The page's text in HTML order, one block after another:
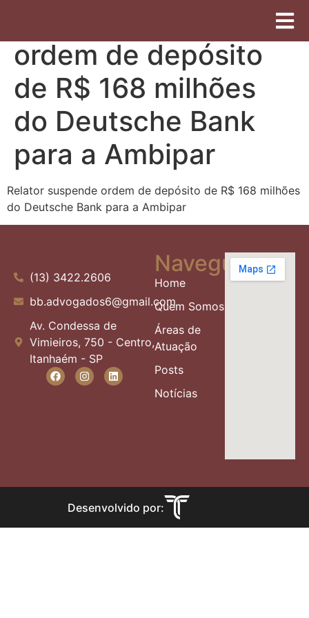
ordem de depósito
de R$ 168 milhões
do Deutsche Bank
para a Ambipar
Relator suspende ordem de depósito de R$ 168 milhões
do Deutsche Bank para a Ambipar
(13) 3422.2606
bb.advogados6@gmail.com
Av. Condessa de
Vimieiros, 750 - Centro,
Itanhaém - SP
Navegue
Home
Quem Somos
Áreas de
Atuação
Posts
Notícias
Desenvolvido por: